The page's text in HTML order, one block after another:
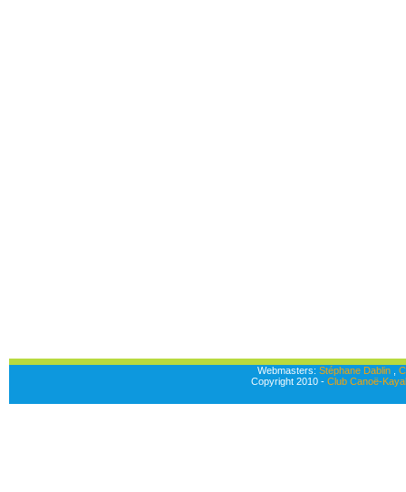
Webmasters: Stéphane Dablin,
Copyright 2010 - Club Canoë-